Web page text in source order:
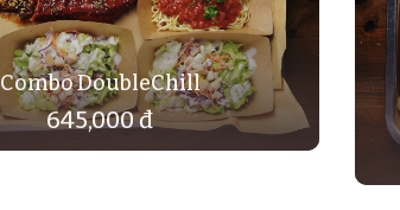
Combo DoubleChill
645,000 đ